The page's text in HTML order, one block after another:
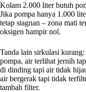
Kolam 2.000 liter butuh
Jika pompa hanya 1.000
tetap stagnan – zona mati
oksigen hampir nol.
Tanda lain sirkulasi
pompa, air terlihat jernih
di dinding tapi air tidak
air bergerak tapi tidak
tambah filter.